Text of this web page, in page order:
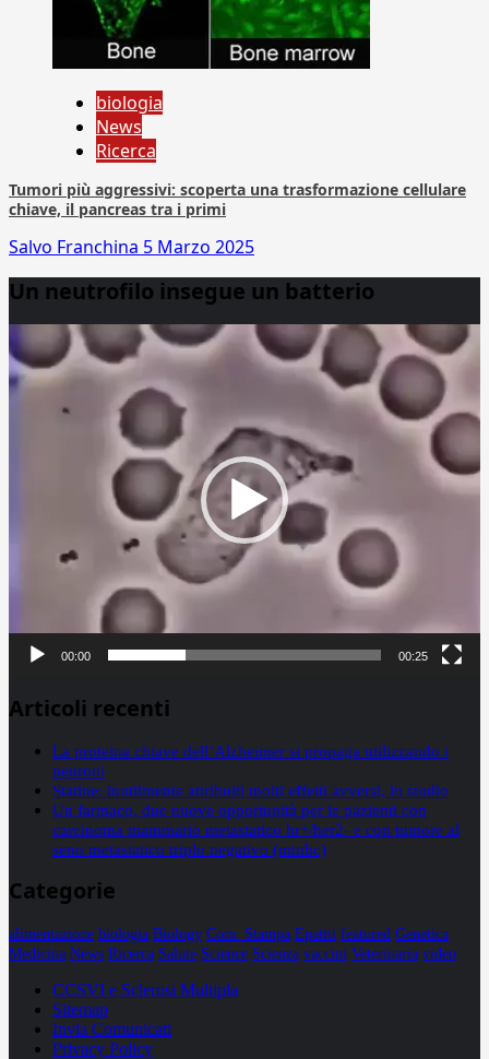
biologia
News
Ricerca
Tumori più aggressivi: scoperta una trasformazione cellulare
chiave, il pancreas tra i primi
Salvo Franchina 5 Marzo 2025
Un neutrofilo insegue un batterio
Player
00:00 00:25
Articoli recenti
La proteina chiave dell’Alzheimer si propaga utilizzando i
neuroni
Statine: inutilmente attribuiti molti effetti avversi, lo studio
Un farmaco, due nuove opportunità per le pazienti con
carcinoma mammario metastatico hr+/her2- e con tumore al
seno metastatico triplo negativo (mtnbc)
Categorie
alimentazione biologia Biology Com. Stampa Epatiti featured Genetica
Medicina News Ricerca Salute Science Scienza vaccini Veterinaria video
CCSVI e Sclerosi Multipla
Sitemap
Invia Comunicati
Privacy Policy